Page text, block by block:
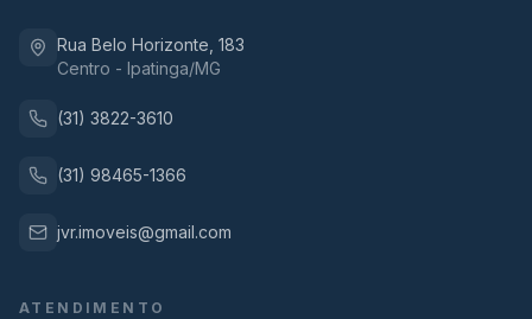
Rua Belo Horizonte, 183
Centro - Ipatinga/MG
(31) 3822-3610
(31) 98465-1366
jvr.imoveis@gmail.com
ATENDIMENTO